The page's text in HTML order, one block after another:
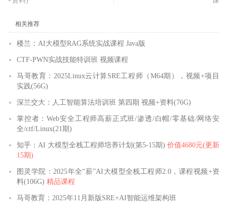
相关推荐
楼兰：AI大模型RAG系统实战课程 Java版
CTF-PWN实战技能特训班 视频课程
马哥教育：2025Linux云计算SRE工程师（M64期），视频+项目
实践(56G)
深兰交大：人工智能算法培训班 第四期 视频+资料(76G)
掌控者：Web安全工程师高薪正式班/渗透/白帽/零基础/网络安
全/ctf/Linux(21期)
知乎：AI 大模型全栈工程师培养计划(第5-15期) 价值4680元(更新
15期)
图灵学院：2025年全“薪”AI大模型全栈工程师2.0，课程视频+资
料(106G) 精品课程
马哥教育：2025年11月新版SRE+AI智能运维架构班